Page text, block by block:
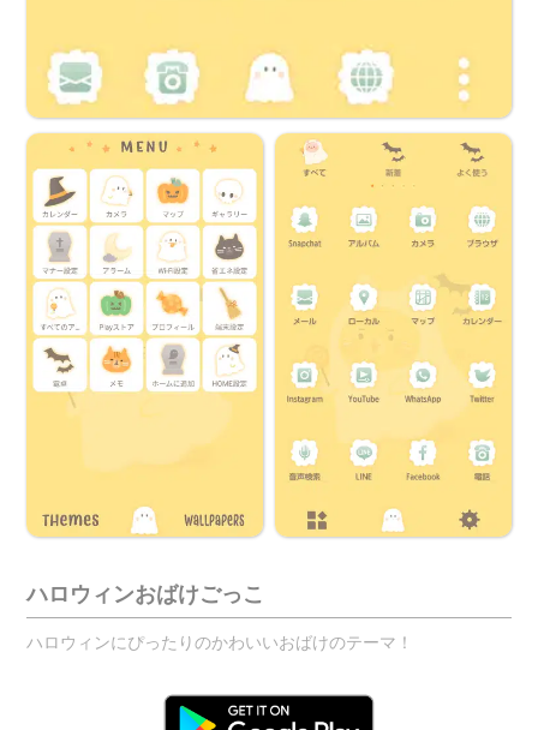
ハロウィンおばけごっこ
ハロウィンにぴったりのかわいいおばけのテーマ！